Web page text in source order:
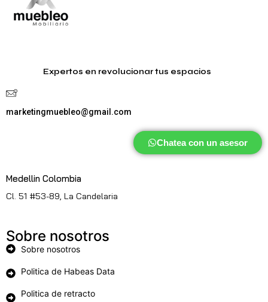
Expertos en revolucionar tus espacios
marketingmuebleo@gmail.com
Chatea con un asesor
Medellin Colombia
Cl. 51 #53-89, La Candelaria
Sobre nosotros
Sobre nosotros
Politica de Habeas Data
Politica de retracto